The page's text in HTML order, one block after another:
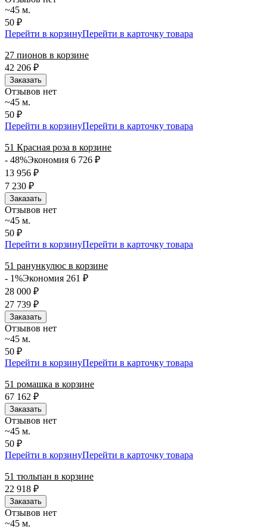
~45 м.
50 ₽
Перейти в корзинуПерейти в карточку товара
27 пионов в корзине
42 206 ₽
Заказать
Отзывов нет
~45 м.
50 ₽
Перейти в корзинуПерейти в карточку товара
51 Красная роза в корзине
- 48%Экономия 6 726 ₽
13 956 ₽
7 230 ₽
Заказать
Отзывов нет
~45 м.
50 ₽
Перейти в корзинуПерейти в карточку товара
51 ранункулюс в корзине
- 1%Экономия 261 ₽
28 000 ₽
27 739 ₽
Заказать
Отзывов нет
~45 м.
50 ₽
Перейти в корзинуПерейти в карточку товара
51 ромашка в корзине
67 162 ₽
Заказать
Отзывов нет
~45 м.
50 ₽
Перейти в корзинуПерейти в карточку товара
51 тюльпан в корзине
22 918 ₽
Заказать
Отзывов нет
~45 м.